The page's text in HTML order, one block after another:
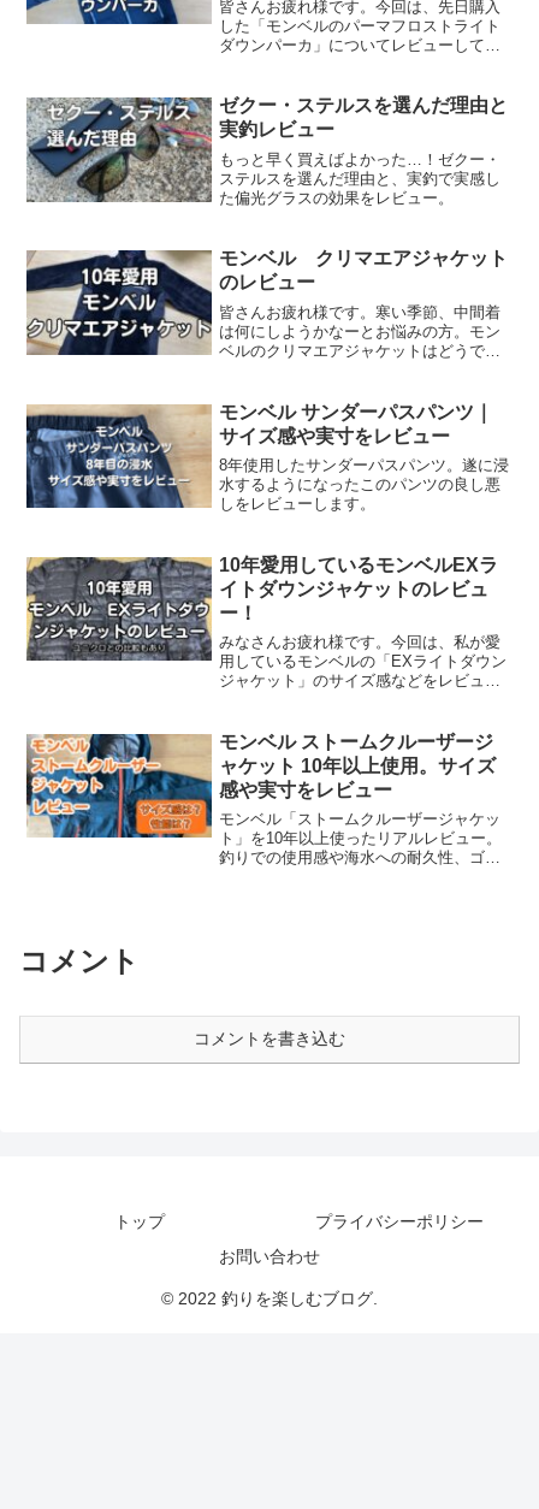
皆さんお疲れ様です。今回は、先日購入
した「モンベルのパーマフロストライト
ダウンパーカ」についてレビューしてい
たいダウンです。防風、防滴性能も有し
ているので、これ一着でダ...
ゼクー・ステルスを選んだ理由と
実釣レビュー
もっと早く買えばよかった…！ゼクー・
ステルスを選んだ理由と、実釣で実感し
た偏光グラスの効果をレビュー。
モンベル クリマエアジャケット
のレビュー
皆さんお疲れ様です。寒い季節、中間着
は何にしようかなーとお悩みの方。モン
ベルのクリマエアジャケットはどうです
私がその実力をレビューします。是非最
後まで読んでみてくださ...
モンベル サンダーパスパンツ｜
サイズ感や実寸をレビュー
8年使用したサンダーパスパンツ。遂に浸
水するようになったこのパンツの良し悪
しをレビューします。
10年愛用しているモンベルEXラ
イトダウンジャケットのレビュ
ー！
みなさんお疲れ様です。今回は、私が愛
用しているモンベルの「EXライトダウン
ジャケット」のサイズ感などをレビュー
は心配な方など参考にしてもらえればと
思います。私の体型私の...
モンベル ストームクルーザージ
ャケット 10年以上使用。サイズ
感や実寸をレビュー
モンベル「ストームクルーザージャケッ
ト」を10年以上使ったリアルレビュー。
釣りでの使用感や海水への耐久性、ゴア
コメント
コメントを書き込む
トップ
プライバシーポリシー
お問い合わせ
© 2022 釣りを楽しむブログ.